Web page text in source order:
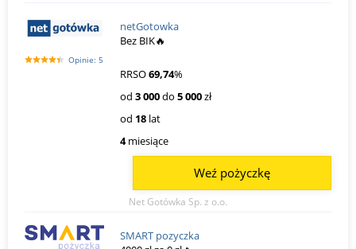
Opinie: 5
netGotowka
Bez BIK🔥
RRSO69,74%
od 3 000do 5 000zł
od 18 lat
4miesiące
Net Gotówka Sp. z o.o.
Weź pożyczkę
SMART pozyczka